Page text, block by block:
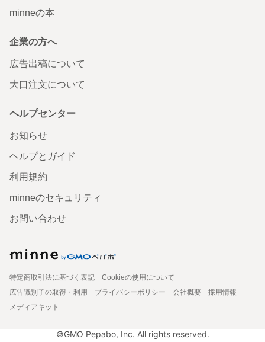
minneの本
企業の方へ
広告出稿について
大口注文について
ヘルプセンター
お知らせ
ヘルプとガイド
利用規約
minneのセキュリティ
お問い合わせ
特定商取引法に基づく表記
Cookieの使用について
広告識別子の取得・利用
プライバシーポリシー 会社概要
採用情報
メディアキット
©GMO Pepabo, Inc. All rights reserved.